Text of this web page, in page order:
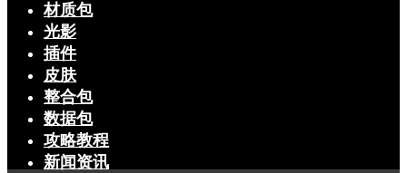
材质包
光影
插件
皮肤
整合包
数据包
攻略教程
新闻资讯